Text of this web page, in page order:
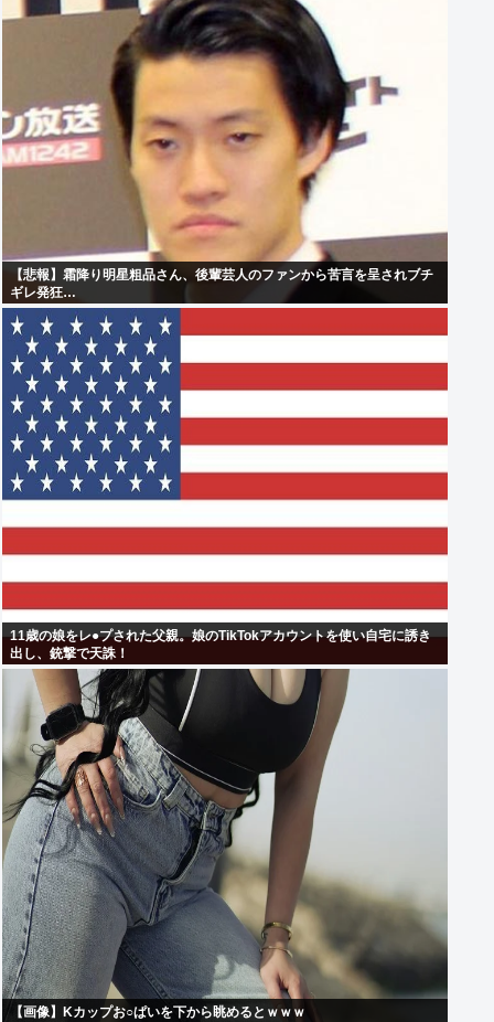
【悲報】霜降り明星粗品さん、後輩芸人のファンから苦言を呈されブチ
ギレ発狂…
11歳の娘をレ●プされた父親。娘のTikTokアカウントを使い自宅に誘き
出し、銃撃で天誅！
【画像】Kカップお○ぱいを下から眺めるとｗｗｗ